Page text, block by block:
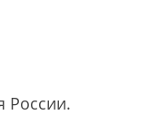
России.